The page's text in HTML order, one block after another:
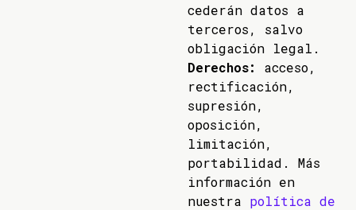
cederán datos a
terceros, salvo
obligación legal.
Derechos:
acceso,
rectificación,
supresión,
oposición,
limitación,
portabilidad. Más
información en
nuestra política de